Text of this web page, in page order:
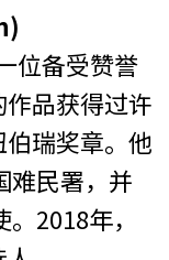
位备受赞誉
品获得过许
瑞奖章。他
难民署，并
2018年，